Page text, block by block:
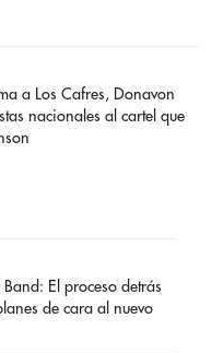
a Los Cafres, Donavon
nacionales al cartel que
El proceso detrás
de cara al nuevo